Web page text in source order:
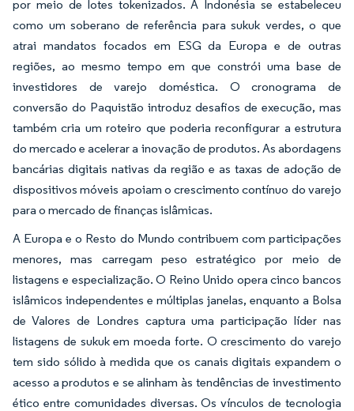
por meio de lotes tokenizados. A Indonésia se estabeleceu
como um soberano de referência para sukuk verdes, o que
atrai mandatos focados em ESG da Europa e de outras
regiões, ao mesmo tempo em que constrói uma base de
investidores de varejo doméstica. O cronograma de
conversão do Paquistão introduz desafios de execução, mas
também cria um roteiro que poderia reconfigurar a estrutura
do mercado e acelerar a inovação de produtos. As abordagens
bancárias digitais nativas da região e as taxas de adoção de
dispositivos móveis apoiam o crescimento contínuo do varejo
para o mercado de finanças islâmicas.
A Europa e o Resto do Mundo contribuem com participações
menores, mas carregam peso estratégico por meio de
listagens e especialização. O Reino Unido opera cinco bancos
islâmicos independentes e múltiplas janelas, enquanto a Bolsa
de Valores de Londres captura uma participação líder nas
listagens de sukuk em moeda forte. O crescimento do varejo
tem sido sólido à medida que os canais digitais expandem o
acesso a produtos e se alinham às tendências de investimento
ético entre comunidades diversas. Os vínculos de tecnologia